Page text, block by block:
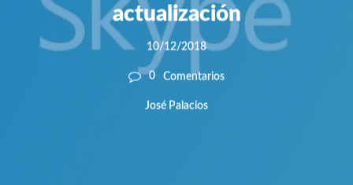
actualización
10/12/2018
0 Comentarios
José Palacios